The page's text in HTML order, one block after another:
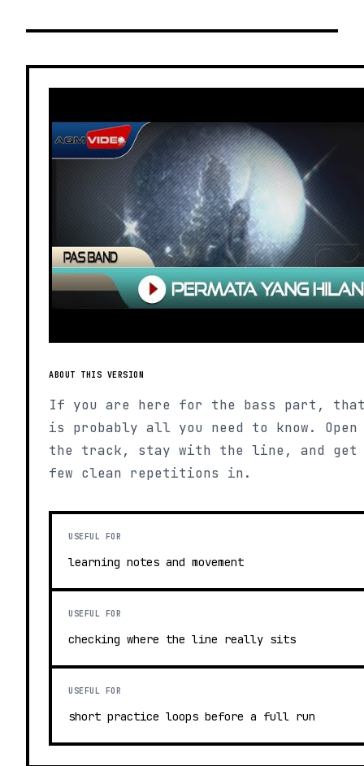
ABOUT THIS VERSION
If you are here for the bass part,
is probably all you need to know. Open
the track, stay with the line, and get
few clean repetitions in.
USEFUL FOR
learning notes and movement
USEFUL FOR
checking where the line really sits
USEFUL FOR
short practice loops before a full run